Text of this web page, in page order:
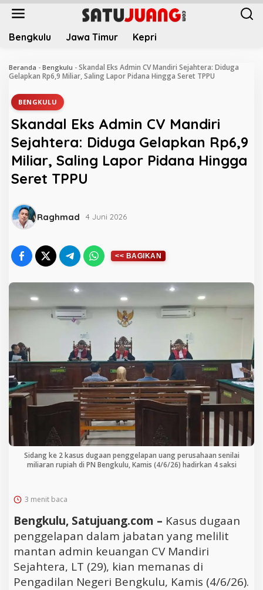
L
Bengkulu Jawa Timur Kepri
Beranda - Bengkulu - Skandal Eks Admin CV Mandiri Sejahtera: Diduga
Gelapkan Rp6,9 Miliar, Saling Lapor Pidana Hingga Seret TPPU
BENGKULU
Skandal Eks Admin CV Mandiri
Sejahtera: Diduga Gelapkan Rp6,9
Miliar, Saling Lapor Pidana Hingga
Seret TPPU
Raghmad 4 Juni 2026
Sidang ke 2 kasus dugaan penggelapan uang perusahaan senilai
miliaran rupiah di PN Bengkulu, Kamis (4/6/26) hadirkan 4 saksi
3 menit baca
Bengkulu, Satujuang.com – Kasus dugaan
penggelapan dalam jabatan yang melilit
mantan admin keuangan CV Mandiri
Sejahtera, LT (29), kian memanas di
Pengadilan Negeri Bengkulu, Kamis (4/6/26).